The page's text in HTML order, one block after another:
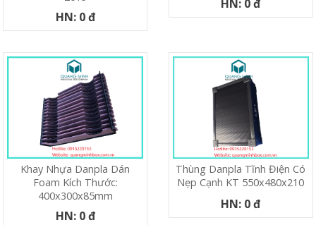
HN: 0 đ
HN: 0 đ
Khay Nhựa Danpla Dán
Foam Kích Thước:
400x300x85mm
HN: 0 đ
Thùng Danpla Tĩnh Điện Có
Nẹp Cạnh KT 550x480x210
HN: 0 đ